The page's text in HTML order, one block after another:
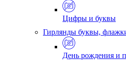
Цифры и буквы
Гирлянды буквы,
День рождения и